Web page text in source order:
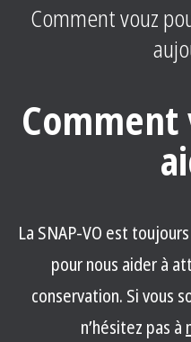
Comment vouz
Comment
La SNAP-VO est
pour nous aider à
conservation. Si vous
n’hésitez pas à